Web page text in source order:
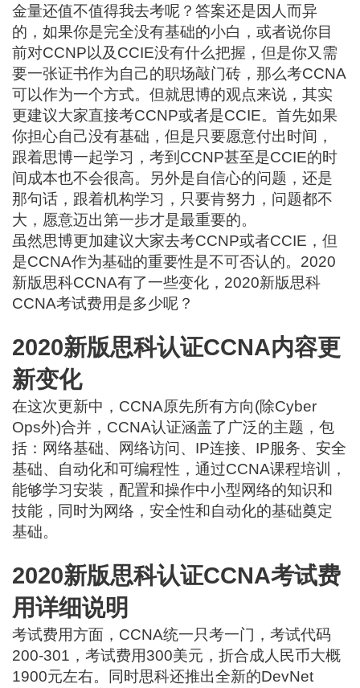
金量还值不值得我去考呢？答案还是因人而异
的，如果你是完全没有基础的小白，或者说你目
前对CCNP以及CCIE没有什么把握，但是你又需
要一张证书作为自己的职场敲门砖，那么考CCNA
可以作为一个方式。但就思博的观点来说，其实
更建议大家直接考CCNP或者是CCIE。首先如果
你担心自己没有基础，但是只要愿意付出时间，
跟着思博一起学习，考到CCNP甚至是CCIE的时
间成本也不会很高。另外是自信心的问题，还是
那句话，跟着机构学习，只要肯努力，问题都不
大，愿意迈出第一步才是最重要的。
虽然思博更加建议大家去考CCNP或者CCIE，但
是CCNA作为基础的重要性是不可否认的。2020
新版思科CCNA有了一些变化，2020新版思科
CCNA考试费用是多少呢？
2020新版思科认证CCNA内容更
新变化
在这次更新中，CCNA原先所有方向(除Cyber
Ops外)合并，CCNA认证涵盖了广泛的主题，包
括：网络基础、网络访问、IP连接、IP服务、安全
基础、自动化和可编程性，通过CCNA课程培训，
能够学习安装，配置和操作中小型网络的知识和
技能，同时为网络，安全性和自动化的基础奠定
基础。
2020新版思科认证CCNA考试费
用详细说明
考试费用方面，CCNA统一只考一门，考试代码
200-301，考试费用300美元，折合成人民币大概
1900元左右。同时思科还推出全新的DevNet